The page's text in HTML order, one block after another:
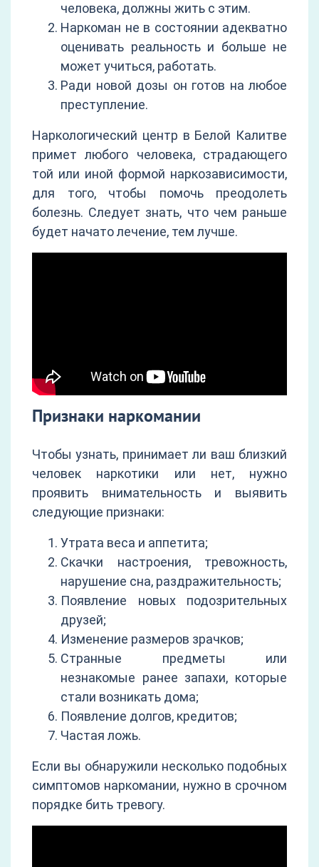
человека, должны жить с этим.
Наркоман не в состоянии адекватно
оценивать реальность и больше не
может учиться, работать.
Ради новой дозы он готов на любое
преступление.
Наркологический центр в Белой Калитве
примет любого человека, страдающего
той или иной формой наркозависимости,
для того, чтобы помочь преодолеть
болезнь. Следует знать, что чем раньше
будет начато лечение, тем лучше.
Признаки наркомании
Чтобы узнать, принимает ли ваш близкий
человек наркотики или нет, нужно
проявить внимательность и выявить
следующие признаки:
Утрата веса и аппетита;
Скачки настроения, тревожность,
нарушение сна, раздражительность;
Появление новых подозрительных
друзей;
Изменение размеров зрачков;
Странные предметы или
незнакомые ранее запахи, которые
стали возникать дома;
Появление долгов, кредитов;
Частая ложь.
Если вы обнаружили несколько подобных
симптомов наркомании, нужно в срочном
порядке бить тревогу.